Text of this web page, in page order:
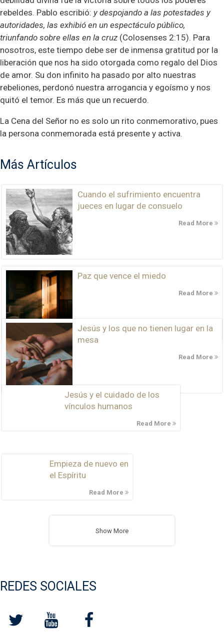
rebeldes. Pablo escribió: y despojando a las potestades y
autoridades, las exhibió en un espectáculo público,
triunfando sobre ellas en la cruz (Colosenses 2:15). Para
nosotros, este tiempo debe ser de inmensa gratitud por la
liberación que nos ha sido otorgada como regalo del Dios
de amor. Su don infinito ha pasado por alto nuestras
rebeliones, perdonó nuestra arrogancia y egoísmo y nos
quitó el temor. Es más que un recuerdo.
La Cena del Señor no es solo un rito conmemorativo, pues
la persona conmemorada está presente y activa.
Más Artículos
Cuando el sufrimiento encuentra
jueces en lugar de consuelo
Read More
Paz que vence el miedo
Read More
Jesús y los que no tienen lugar en la
mesa
Read More
Jesús y el cuidado de los
vínculos humanos
Read More
Empieza de nuevo en
el Espíritu
Read More
Show More
REDES SOCIALES